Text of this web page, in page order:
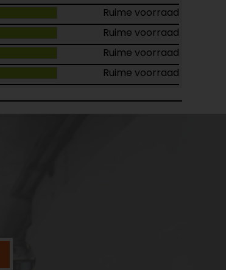
Ruime voorraad
Ruime voorraad
Ruime voorraad
Ruime voorraad